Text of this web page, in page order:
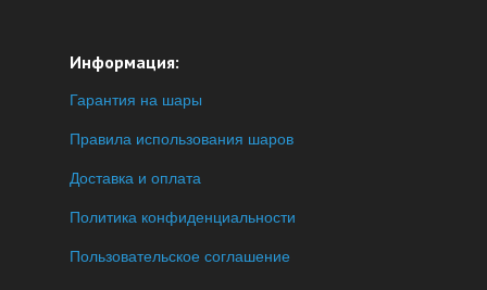
Информация:
Гарантия на шары
Правила использования шаров
Доставка и оплата
Политика конфиденциальности
Пользовательское соглашение